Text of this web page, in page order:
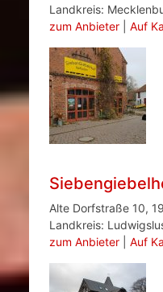
Landkreis:
zum Anbieter| Auf
Alte Dorfstraße 10,
Landkreis:
zum Anbieter| Auf